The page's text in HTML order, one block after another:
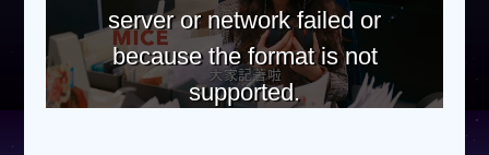
server or network failed or
because the format is not
supported.